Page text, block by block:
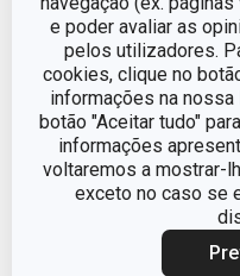
e poder avaliar as
pelos utilizadores.
cookies, clique no
informações na
botão "Aceitar tudo"
informações
voltaremos a mostrar-
exceto no caso se
Outros parâmetros
CATEGORIA
DETALHES